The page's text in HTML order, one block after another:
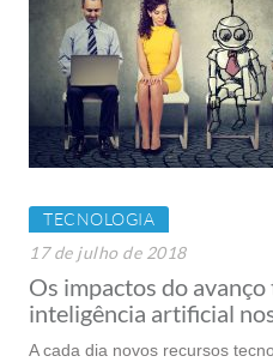
TECNOLOGIA
17 de julho de 2018
Os impactos do
inteligência artificial
A cada dia novos recursos